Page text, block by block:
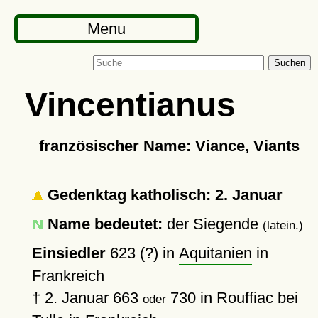
Menu
Suchen
Vincentianus
französischer Name: Viance, Viants
Gedenktag katholisch: 2. Januar
Name bedeutet: der Siegende (latein.)
Einsiedler 623 (?) in Aquitanien in
Frankreich
† 2. Januar 663 oder 730in Rouffiacbei